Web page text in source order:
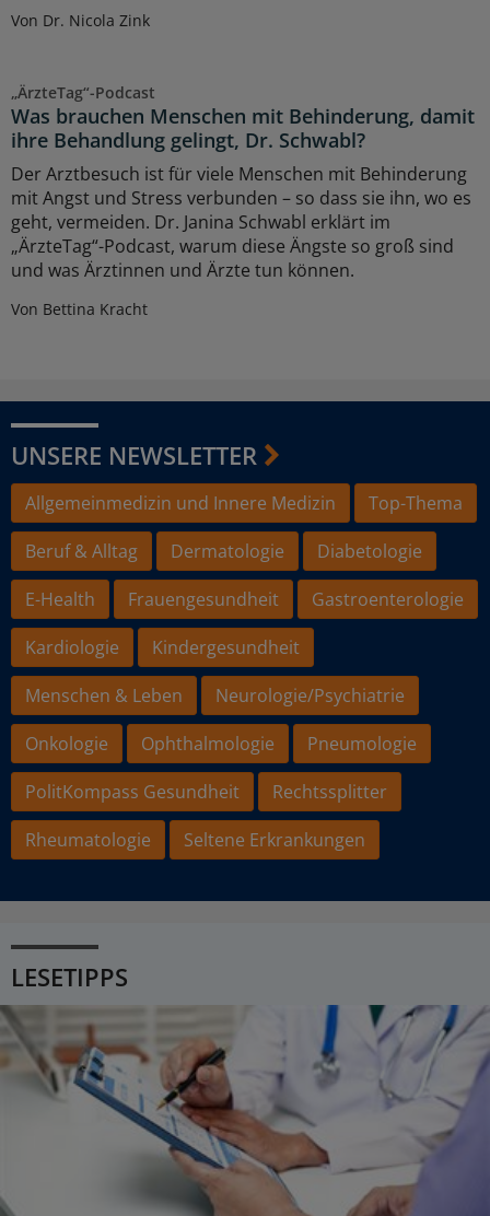
Von Dr. Nicola Zink
„ÄrzteTag“-Podcast
Was brauchen Menschen mit Behinderung, damit
ihre Behandlung gelingt, Dr. Schwabl?
Der Arztbesuch ist für viele Menschen mit Behinderung
mit Angst und Stress verbunden – so dass sie ihn, wo es
geht, vermeiden. Dr. Janina Schwabl erklärt im
„ÄrzteTag“-Podcast, warum diese Ängste so groß sind
und was Ärztinnen und Ärzte tun können.
Von Bettina Kracht
UNSERE NEWSLETTER
Allgemeinmedizin und Innere Medizin
Top-Thema
Beruf & Alltag
Dermatologie
Diabetologie
E-Health
Frauengesundheit
Gastroenterologie
Kardiologie
Kindergesundheit
Menschen & Leben
Neurologie/Psychiatrie
Onkologie
Ophthalmologie
Pneumologie
PolitKompass Gesundheit
Rechtssplitter
Rheumatologie
Seltene Erkrankungen
LESETIPPS